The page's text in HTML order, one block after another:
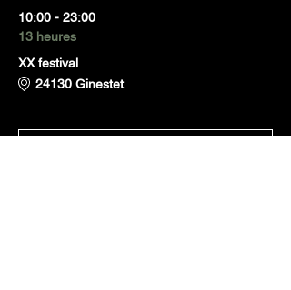
10:00 - 23:00
13 heures
XX festival
24130 Ginestet